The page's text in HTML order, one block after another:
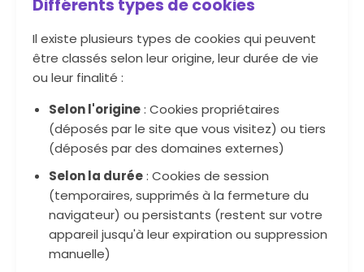
Différents types de cookies
Il existe plusieurs types de cookies qui peuvent
être classés selon leur origine, leur durée de vie
ou leur finalité :
Selon l'origine: Cookies propriétaires
(déposés par le site que vous visitez) ou tiers
(déposés par des domaines externes)
Selon la durée: Cookies de session
(temporaires, supprimés à la fermeture du
navigateur) ou persistants (restent sur votre
appareil jusqu'à leur expiration ou suppression
manuelle)